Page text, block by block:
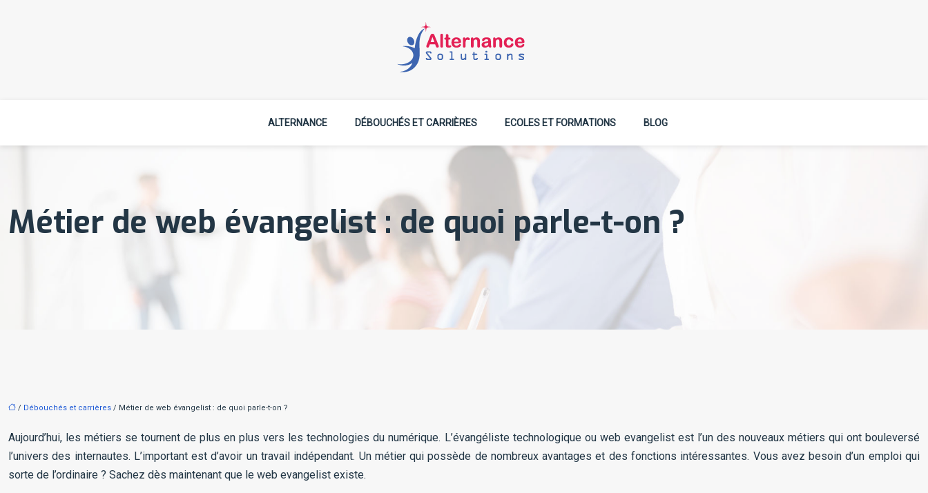
ALTERNANCE DÉBOUCHÉS ET CARRIÈRES ECOLES ET FORMATIONS BLOG
Métier de web évangelist : de quoi parle-t-on ?
/ Débouchés et carrières / Métier de web évangelist : de quoi parle-t-on ?
Aujourd’hui, les métiers se tournent de plus en plus vers les technologies du numérique. L’évangéliste technologique ou web evangelist est l’un des nouveaux métiers qui ont bouleversé
l’univers des internautes. L’important est d’avoir un travail indépendant. Un métier qui possède de nombreux avantages et des fonctions intéressantes. Vous avez besoin d’un emploi qui
sorte de l’ordinaire ? Sachez dès maintenant que le web evangelist existe.